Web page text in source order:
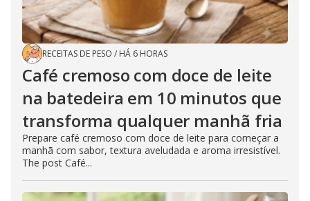
RECEITAS DE PESO / HÁ 6 HORAS
Café cremoso com doce de leite
na batedeira em 10 minutos que
transforma qualquer manhã fria
Prepare café cremoso com doce de leite para começar a
manhã com sabor, textura aveludada e aroma irresistível.
The post Café...